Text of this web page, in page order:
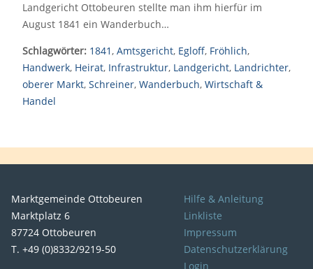
Landgericht Ottobeuren stellte man ihm hierfür im
August 1841 ein Wanderbuch…
Schlagwörter: 1841, Amtsgericht, Egloff, Fröhlich,
Handwerk, Heirat, Infrastruktur, Landgericht, Landrichter,
oberer Markt, Schreiner, Wanderbuch, Wirtschaft &
Handel
Marktgemeinde Ottobeuren
Marktplatz 6
87724 Ottobeuren
T. +49 (0)8332/9219-50
Hilfe & Anleitung
Linkliste
Impressum
Datenschutzerklärung
Login